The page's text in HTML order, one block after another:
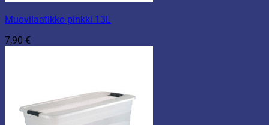
Muovilaatikko pinkki 13L
7,90 €